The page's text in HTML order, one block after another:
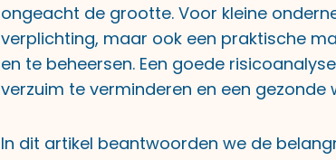
ongeacht de grootte. Voor kleine
verplichting, maar ook een praktische
en te beheersen. Een goede
verzuim te verminderen en een gezonde
In dit artikel beantwoorden we de